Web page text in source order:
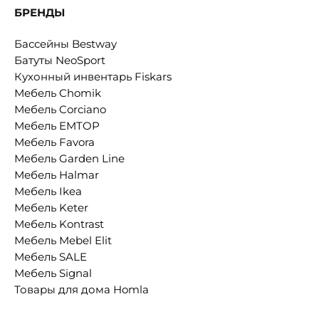
БРЕНДЫ
Бассейны Bestway
Батуты NeoSport
Кухонный инвентарь Fiskars
Мебель Chomik
Мебель Corciano
Мебель EMTOP
Мебель Favora
Мебель Garden Line
Мебель Halmar
Мебель Ikea
Мебель Keter
Мебель Kontrast
Мебель Mebel Elit
Мебель SALE
Мебель Signal
Товары для дома Homla